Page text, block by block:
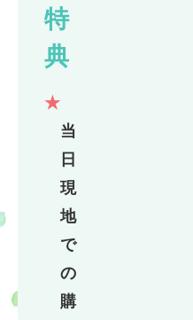
特
典
当
日
現
地
で
の
購